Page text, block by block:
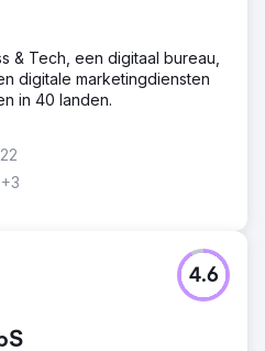
& Tech, een digitaal bureau,
digitale marketingdiensten
in 40 landen.
+3
4.6